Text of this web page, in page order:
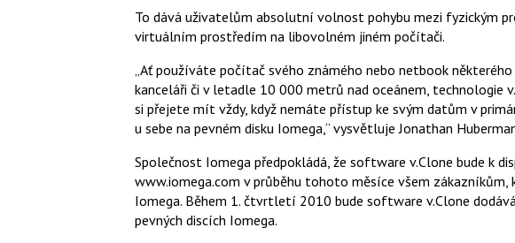
To dává uživatelům absolutní volnost pohybu mezi fyzickým
virtuálním prostředím na libovolném jiném počítači.
„Ať používáte počítač svého známého nebo netbook
kanceláři či v letadle 10 000 metrů nad oceánem, technologie
si přejete mít vždy, když nemáte přístup ke svým datům v
u sebe na pevném disku Iomega,“ vysvětluje Jonathan
Společnost Iomega předpokládá, že software v.Clone bude k
www.iomega.com v průběhu tohoto měsíce všem
Iomega. Během 1. čtvrtletí 2010 bude software v.Clone
pevných discích Iomega.